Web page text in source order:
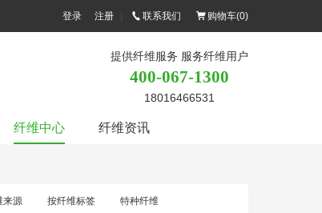
登录 注册 联系我们 购物车(0)
提供纤维服务 服务纤维用户
400-067-1300
18016466531
纤维中心 纤维资讯
来源 按纤维标签 特种纤维